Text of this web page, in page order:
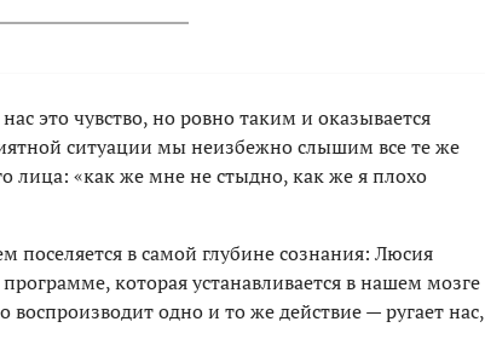
это чувство, но ровно таким и оказывается
ситуации мы неизбежно слышим все те же
лица: «как же мне не стыдно, как же я плохо
поселяется в самой глубине сознания: Люсия
которая устанавливается в нашем мозге
одно и то же действие — ругает нас,